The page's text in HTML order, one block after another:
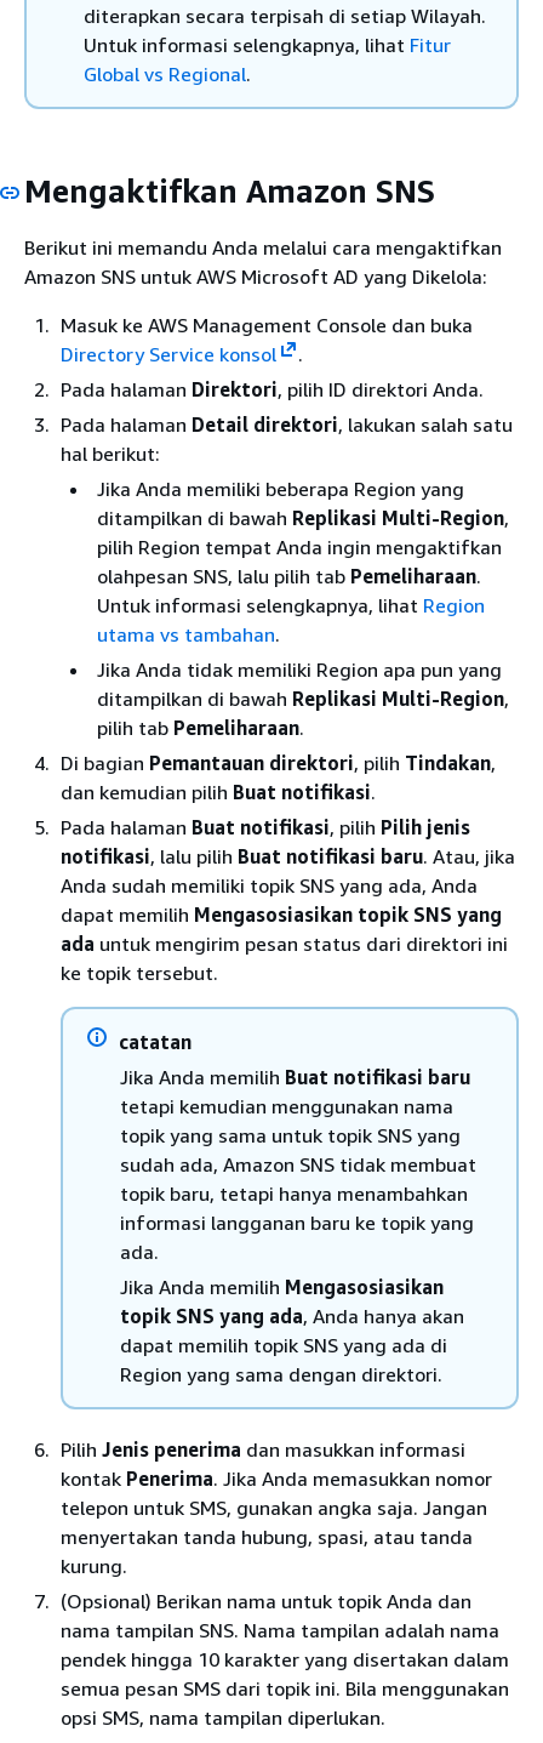
diterapkan secara terpisah di setiap Wilayah.
Untuk informasi selengkapnya, lihat Fitur
Global vs Regional.
Mengaktifkan Amazon SNS
Berikut ini memandu Anda melalui cara mengaktifkan
Amazon SNS untuk AWS Microsoft AD yang Dikelola:
Masuk ke AWS Management Console dan buka
Directory Service konsol
.
Pada halaman Direktori, pilih ID direktori Anda.
Pada halaman Detail direktori, lakukan salah satu
hal berikut:
Jika Anda memiliki beberapa Region yang
ditampilkan di bawah Replikasi Multi-Region,
pilih Region tempat Anda ingin mengaktifkan
olahpesan SNS, lalu pilih tab Pemeliharaan.
Untuk informasi selengkapnya, lihat Region
utama vs tambahan.
Jika Anda tidak memiliki Region apa pun yang
ditampilkan di bawah Replikasi Multi-Region,
pilih tab Pemeliharaan.
Di bagian Pemantauan direktori, pilih Tindakan,
dan kemudian pilih Buat notifikasi.
Pada halaman Buat notifikasi, pilih Pilih jenis
notifikasi, lalu pilih Buat notifikasi baru. Atau, jika
Anda sudah memiliki topik SNS yang ada, Anda
dapat memilih Mengasosiasikan topik SNS yang
ada untuk mengirim pesan status dari direktori ini
ke topik tersebut.
catatan
Jika Anda memilih Buat notifikasi baru
tetapi kemudian menggunakan nama
topik yang sama untuk topik SNS yang
sudah ada, Amazon SNS tidak membuat
topik baru, tetapi hanya menambahkan
informasi langganan baru ke topik yang
ada.
Jika Anda memilih Mengasosiasikan
topik SNS yang ada, Anda hanya akan
dapat memilih topik SNS yang ada di
Region yang sama dengan direktori.
Pilih Jenis penerima dan masukkan informasi
kontak Penerima. Jika Anda memasukkan nomor
telepon untuk SMS, gunakan angka saja. Jangan
menyertakan tanda hubung, spasi, atau tanda
kurung.
(Opsional) Berikan nama untuk topik Anda dan
nama tampilan SNS. Nama tampilan adalah nama
pendek hingga 10 karakter yang disertakan dalam
semua pesan SMS dari topik ini. Bila menggunakan
opsi SMS, nama tampilan diperlukan.